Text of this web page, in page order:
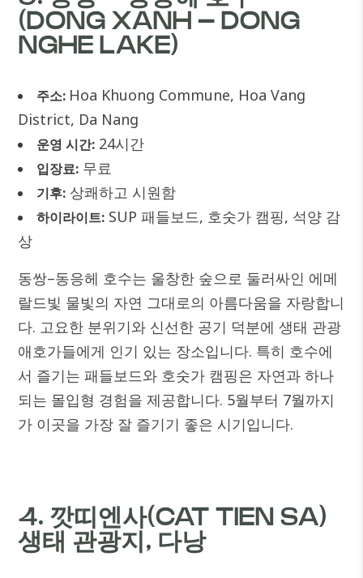
(DONG XANH – DONG
NGHE LAKE)
주소: Hoa Khuong Commune, Hoa Vang
District, Da Nang
운영 시간: 24시간
입장료: 무료
기후: 상쾌하고 시원함
하이라이트: SUP 패들보드, 호숫가 캠핑, 석양 감
상
동쌍–동응헤 호수는 울창한 숲으로 둘러싸인 에메
랄드빛 물빛의 자연 그대로의 아름다움을 자랑합니
다. 고요한 분위기와 신선한 공기 덕분에 생태 관광
애호가들에게 인기 있는 장소입니다. 특히 호수에
서 즐기는 패들보드와 호숫가 캠핑은 자연과 하나
되는 몰입형 경험을 제공합니다. 5월부터 7월까지
가 이곳을 가장 잘 즐기기 좋은 시기입니다.
4. 깟띠엔사(CAT TIEN SA)
생태 관광지, 다낭